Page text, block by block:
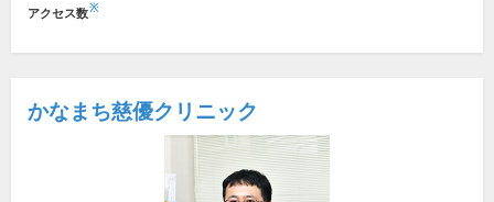
アクセス数※
かなまち慈優クリニック